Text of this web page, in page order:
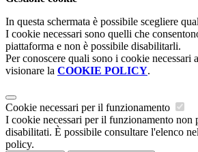
In questa schermata è possibile scegliere
I cookie necessari sono quelli che
piattaforma e non è possibile disabilitarli.
Per conoscere quali sono i cookie necessari
visionare la COOKIE POLICY.
Cookie necessari per il funzionamento
I cookie necessari per il funzionamento non
disabilitati. È possibile consultare l'elenco
policy.